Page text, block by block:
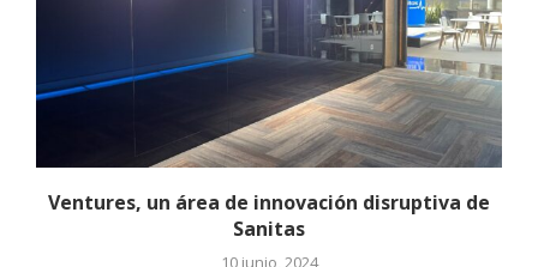
Ventures, un área de innovación disruptiva de
Sanitas
10 junio, 2024